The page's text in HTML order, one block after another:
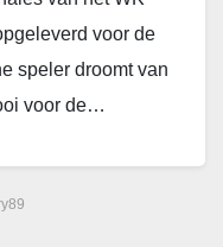
voor de
speler droomt van
voor de…